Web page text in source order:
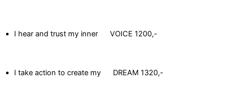
I hear and trust my inner VOICE 1200,-
I take action to create my DREAM 1320,-